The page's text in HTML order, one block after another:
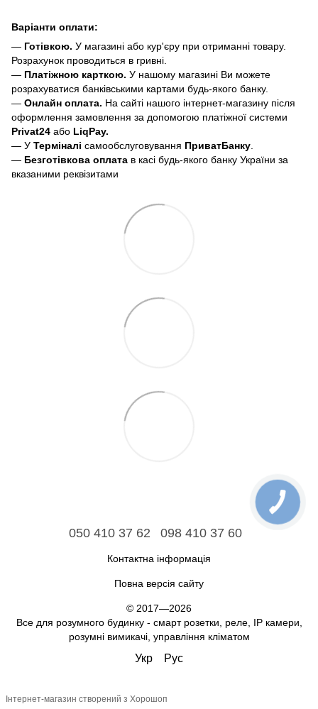
Варіанти оплати:
— Готівкою. У магазині або кур'єру при отриманні товару.
Розрахунок проводиться в гривні.
— Платіжною карткою. У нашому магазині Ви можете
розрахуватися банківськими картами будь-якого банку.
— Онлайн оплата. На сайті нашого інтернет-магазину після
оформлення замовлення за допомогою платіжної системи
Privat24 або LiqPay.
— У Терміналі самообслуговування ПриватБанку
— Безготівкова оплата в касі будь-якого банку України за
вказаними реквізитами
050 410 37 62 098 410 37 60
Контактна інформація
Повна версія сайту
© 2017—2026
Все для розумного будинку - смарт розетки, реле, IP камери,
розумні вимикачі, управління кліматом
Укр Рус
Інтернет-магазин створений з Хорошоп